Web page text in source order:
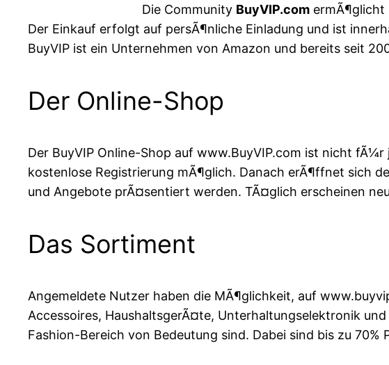
Die Community BuyVIP.com ermÃ¶glicht
Der Einkauf erfolgt auf persÃ¶nliche Einladung und ist
BuyVIP ist ein Unternehmen von Amazon und bereits seit
Der Online-Shop
Der BuyVIP Online-Shop auf www.BuyVIP.com ist nicht
kostenlose Registrierung mÃ¶glich. Danach erÃ¶ffnet sich
und Angebote prÃ¤sentiert werden. TÃ¤glich erscheinen
Das Sortiment
Angemeldete Nutzer haben die MÃ¶glichkeit, auf
Accessoires, HaushaltsgerÃ¤te, Unterhaltungselektronik
Fashion-Bereich von Bedeutung sind. Dabei sind bis zu